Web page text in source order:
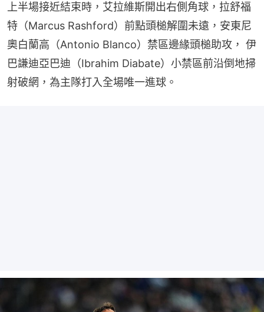
上半場接近結束時，艾拉維斯開出右側角球，拉舒福
特（Marcus Rashford）前點頭槌解圍未遠，安東尼
奧白蘭高（Antonio Blanco）禁區邊緣頭槌助攻， 伊
巴謙迪亞巴迪（Ibrahim Diabate）小禁區前沿倒地掃
射破網，為主隊打入全場唯一進球。